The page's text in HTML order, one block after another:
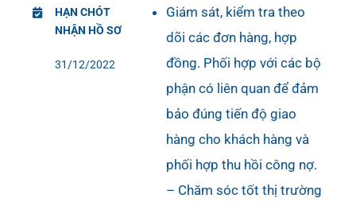
HẠN CHÓT
NHẬN HỒ SƠ
31/12/2022
Giám sát, kiểm tra theo
dõi các đơn hàng, hợp
đồng. Phối hợp với các bộ
phận có liên quan để đảm
bảo đúng tiến độ giao
hàng cho khách hàng và
phối hợp thu hồi công nợ.
– Chăm sóc tốt thị trường